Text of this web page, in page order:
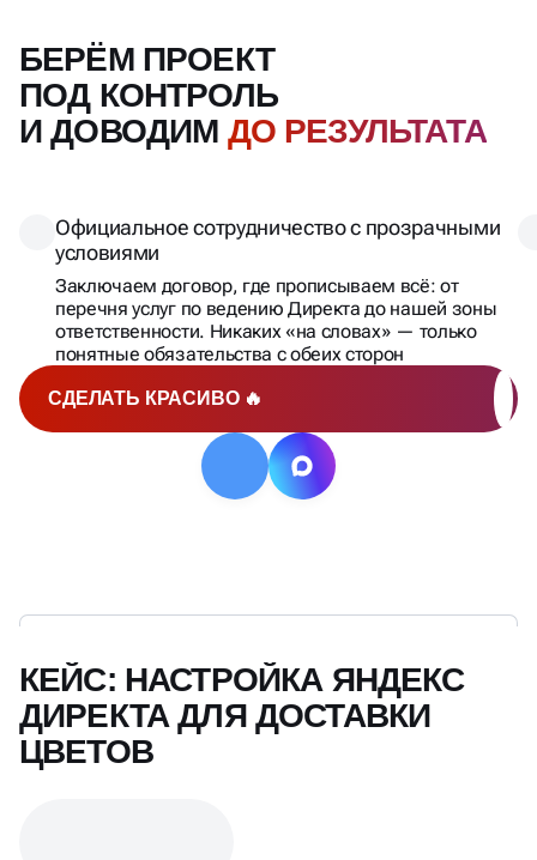
БЕРЁМ ПРОЕКТ
ПОД КОНТРОЛЬ
И ДОВОДИМ ДО РЕЗУЛЬТАТА
СДЕЛАТЬ КРАСИВО 🔥
Официальное сотрудничество с прозрачными
условиями
Заключаем договор, где прописываем всё: от
перечня услуг по ведению Директа до нашей зоны
ответственности. Никаких «на словах» — только
понятные обязательства с обеих сторон
КЕЙС: НАСТРОЙКА ЯНДЕКС
ДИРЕКТА ДЛЯ ДОСТАВКИ
ЦВЕТОВ